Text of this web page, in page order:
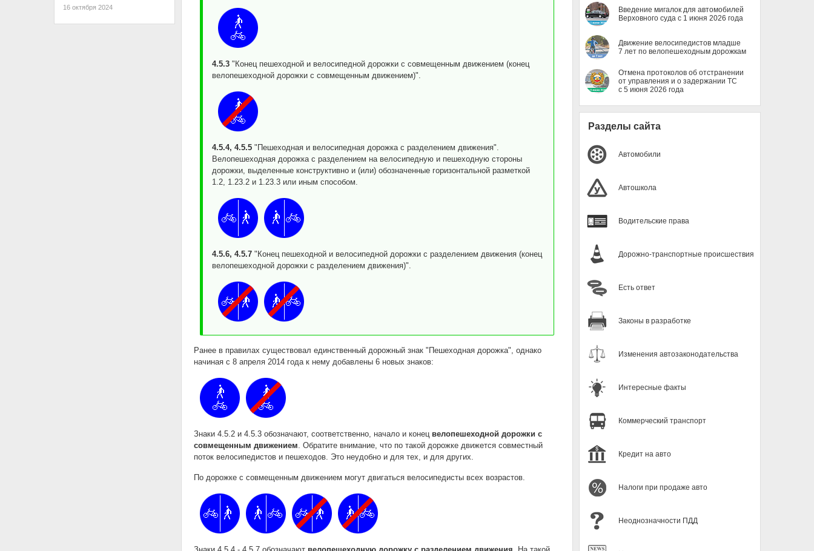
16 октября 2024
4.5.3"Конец пешеходной и велосипедной дорожки с совмещенным движением (конец
велопешеходной дорожки с совмещенным движением)".
4.5.4, 4.5.5"Пешеходная и велосипедная дорожка с разделением движения".
Велопешеходная дорожка с разделением на велосипедную и пешеходную стороны
дорожки, выделенные конструктивно и (или) обозначенные горизонтальной разметкой
1.2, 1.23.2 и 1.23.3 или иным способом.
4.5.6, 4.5.7"Конец пешеходной и велосипедной дорожки с разделением движения (конец
велопешеходной дорожки с разделением движения)".
Ранее в правилах существовал единственный дорожный знак "Пешеходная дорожка", однако
начиная с 8 апреля 2014 года к нему добавлены 6 новых знаков:
Знаки 4.5.2 и 4.5.3 обозначают, соответственно, начало и конец велопешеходной дорожки с
совмещенным движением. Обратите внимание, что по такой дорожке движется совместный
поток велосипедистов и пешеходов. Это неудобно и для тех, и для других.
По дорожке с совмещенным движением могут двигаться велосипедисты всех возрастов.
Введение мигалок для автомобилей
Верховного суда с 1 июня 2026 года
Движение велосипедистов младше
7 лет по велопешеходным дорожкам
Отмена протоколов об отстранении
от управления и о задержании ТС
с 5 июня 2026 года
Разделы сайта
Автомобили
Автошкола
Водительские права
Дорожно-транспортные происшествия
Есть ответ
Законы в разработке
Изменения автозаконодательства
Интересные факты
Коммерческий транспорт
Кредит на авто
Налоги при продаже авто
Неоднозначности ПДД